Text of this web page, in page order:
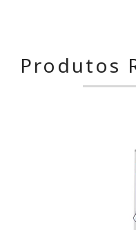
Produtos